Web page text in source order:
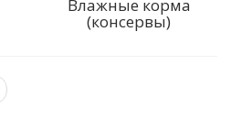
Влажные корма
(консервы)